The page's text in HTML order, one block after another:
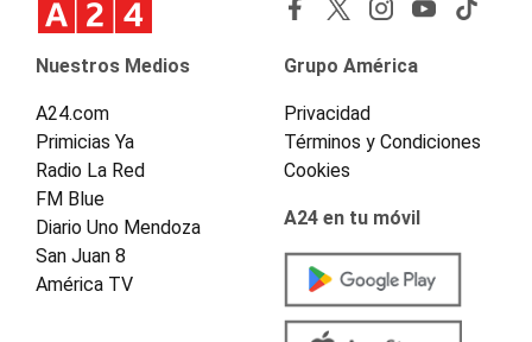
Nuestros Medios
A24.com
Primicias Ya
Radio La Red
FM Blue
Diario Uno Mendoza
San Juan 8
América TV
Grupo América
Privacidad
Términos y Condiciones
Cookies
A24 en tu móvil